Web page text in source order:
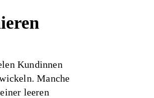
Kundinnen
Manche
leeren